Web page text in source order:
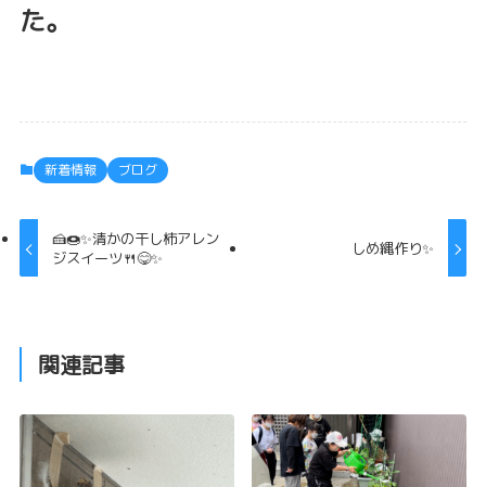
た。
新着情報 ブログ
🍰🍩✨清かの干し柿アレン
ジスイーツ🍴😋✨
しめ縄作り✨
関連記事